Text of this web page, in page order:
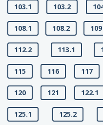
103.1 103.2
108.1 108.2 109
112.2 113.1
115 116 117
120 121 122.1
125.1 125.2